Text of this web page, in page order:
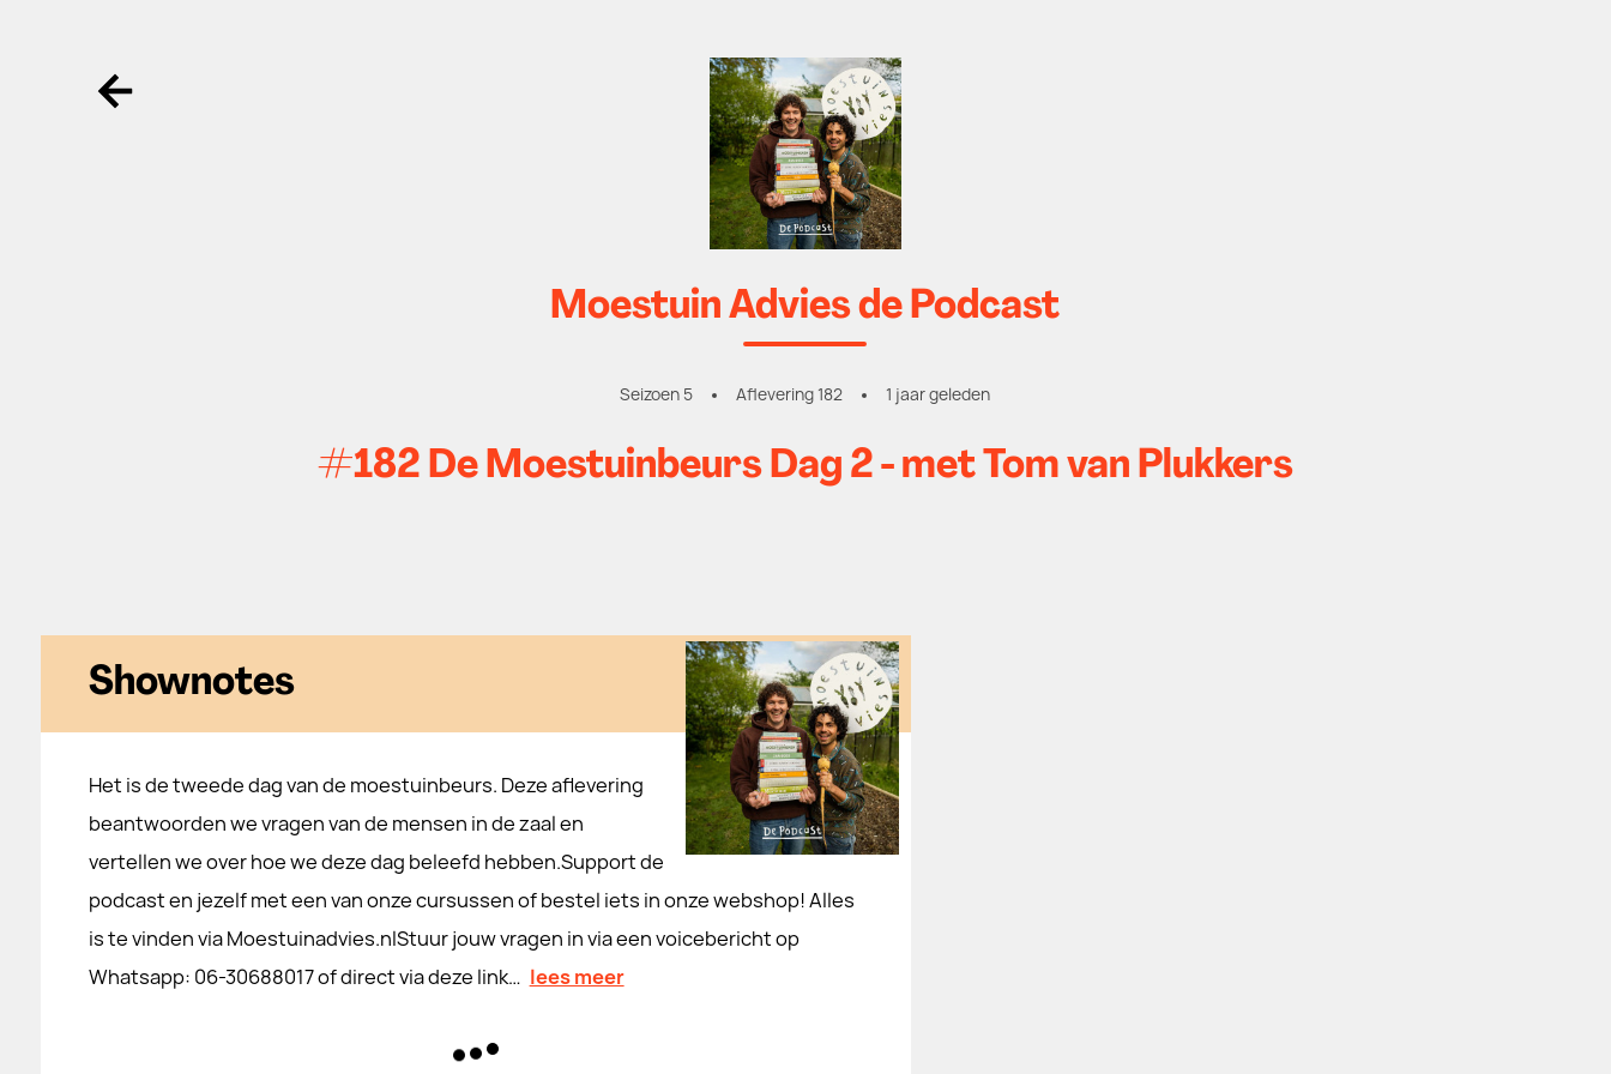
Ga terug
Moestuin Advies de Podcast
Seizoen 5 Aflevering 182 1 jaar geleden
#182 De Moestuinbeurs Dag 2 - met Tom van Plukkers
Shownotes
Het is de tweede dag van de moestuinbeurs. Deze aflevering
beantwoorden we vragen van de mensen in de zaal en
vertellen we over hoe we deze dag beleefd hebben.Support de
podcast en jezelf met een van onze cursussen of bestel iets in onze webshop! Alles
is te vinden via Moestuinadvies.nlStuur jouw vragen in via een voicebericht op
Whatsapp: 06-30688017 of direct via deze link… lees meer